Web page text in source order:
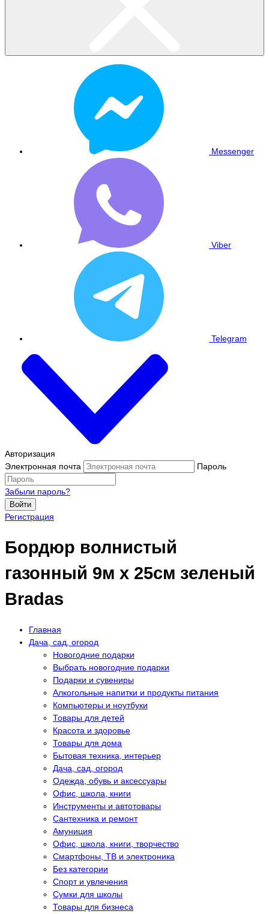
Messenger
Viber
Telegram
Авторизация
Электронная почта
Пароль
Забыли пароль?
Войти
Регистрация
Бордюр волнистый
газонный 9м х 25см зеленый
Bradas
Главная
Дача, сад, огород
Новогодние подарки
Выбрать новогодние подарки
Подарки и сувениры
Алкогольные напитки и продукты питания
Компьютеры и ноутбуки
Товары для детей
Красота и здоровье
Товары для дома
Бытовая техника, интерьер
Дача, сад, огород
Одежда, обувь и аксессуары
Офис, школа, книги
Инструменты и автотовары
Сантехника и ремонт
Амуниция
Офис, школа, книги, творчество
Смартфоны, ТВ и электроника
Без категории
Спорт и увлечения
Сумки для школы
Товары для бизнеса